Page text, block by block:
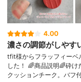
4.00
濃さの調節がしやす
tfit様からフラッフィーベ
した！ 🌈商品説明🌈砕
クッションチーク。バフ